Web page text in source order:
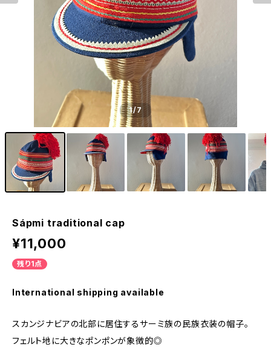
1/7
Sápmi traditional cap
¥11,000
残り1点
International shipping available
スカンジナビアの北部に居住するサーミ族の民族衣装の帽子。
フェルト地に大きなポンポンが象徴的◎